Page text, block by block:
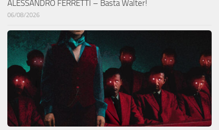
ALESSANDRO FERRETTI – Basta Walter!
06/08/2026